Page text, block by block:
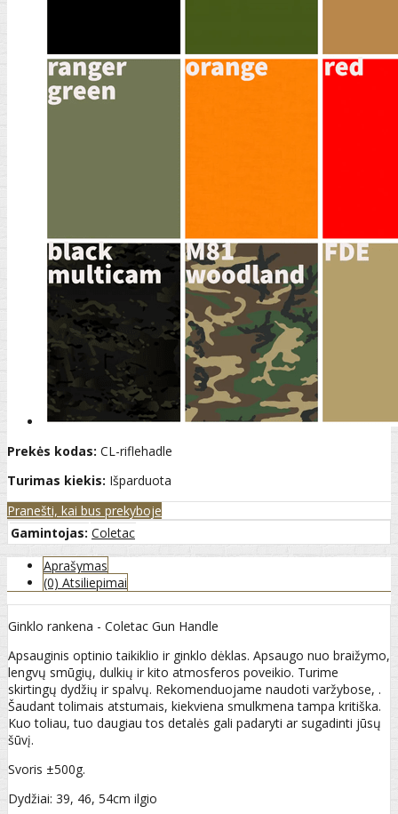
Prekės kodas: CL-riflehadle
Turimas kiekis: Išparduota
Pranešti, kai bus prekyboje
Gamintojas: Coletac
Aprašymas
(0) Atsiliepimai
Ginklo rankena - Coletac Gun Handle
Apsauginis optinio taikiklio ir ginklo dėklas. Apsaugo nuo braižymo,
lengvų smūgių, dulkių ir kito atmosferos poveikio. Turime
skirtingų dydžių ir spalvų. Rekomenduojame naudoti varžybose, .
Šaudant tolimais atstumais, kiekviena smulkmena tampa kritiška.
Kuo toliau, tuo daugiau tos detalės gali padaryti ar sugadinti jūsų
šūvį.
Svoris ±500g.
Dydžiai: 39, 46, 54cm ilgio